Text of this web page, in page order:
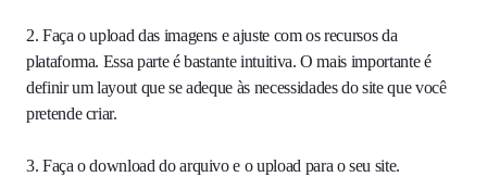
2. Faça o upload das imagens e ajuste com os recursos da
plataforma. Essa parte é bastante intuitiva. O mais importante é
definir um layout que se adeque às necessidades do site que você
pretende criar.
3. Faça o download do arquivo e o upload para o seu site.